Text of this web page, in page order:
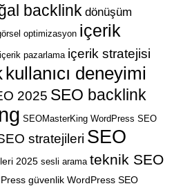
backlink dönüşüm
optimizasyon içerik
içerik pazarlama içerik stratejisi
kullanıcı deneyimi
2025 SEO backlink
SEOMasterKing WordPress SEO
stratejileri SEO
2025 sesli arama teknik SEO
güvenlik WordPress SEO